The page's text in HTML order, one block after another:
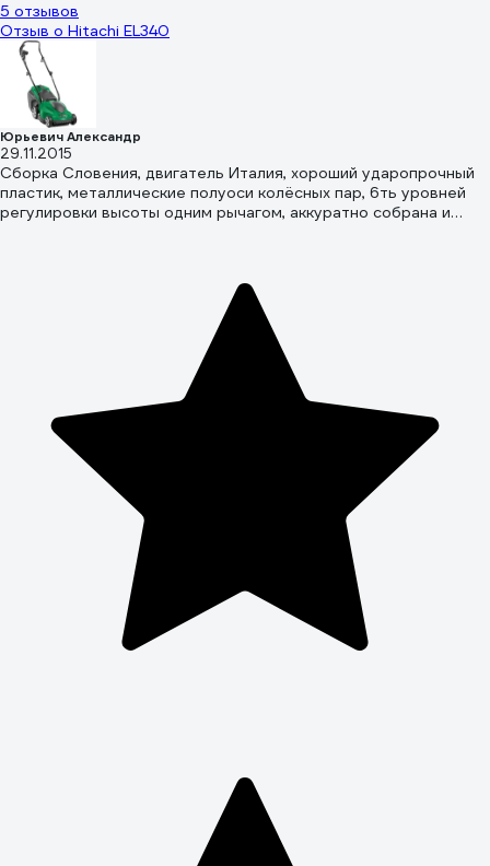
5 отзывов
Отзыв о Hitachi EL340
Юрьевич Александр
29.11.2015
Сборка Словения, двигатель Италия, хороший ударопрочный
пластик, металлические полуоси колёсных пар, 6ть уровней
регулировки высоты одним рычагом, аккуратно собрана и